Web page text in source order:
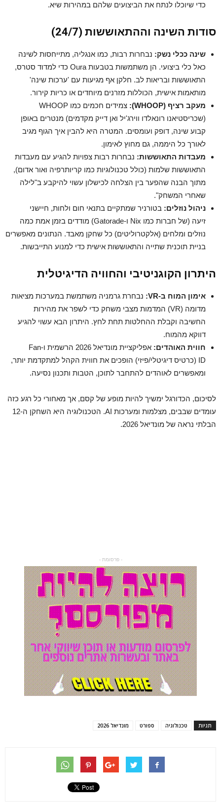
כדי שיוכלו לנתח את הביצועים שלהם במהירות שיא.
סודות השינה וההתאוששות (24/7)
שינה ככלי נשק: נבחרות רבות, כמו אנגליה, מתייחסות לשינה
כאל כלי ביצועי. הן משתמשות בטבעות Oura כדי למדוד סטרס,
התאוששות ובריאות לב. חלקן אף מגיעות עם 'ערכות שינה'
מותאמות אישית, הכוללות מזרנים מיוחדים או כריות קירור.
מעקב רציף (WHOOP):
צמידים חכמים כמו WHOOP
(שכריסטיאנו רונאלדו ווירג'יל ואן דייק מקדמים) מנטרים באופן
קבוע שינה, דופק ועומסים. המטרה היא להבין איך הגוף מגיב
לאורך כל היממה, גם מחוץ לאימון.
מעבדות התאוששות: נבחרות רבות צפויות להגיע עם מעבדות
התאוששות שלמות (כולל טכנולוגיות כמו קריותרפיה ואור אדום),
מתוך הבנה שהפער בין הצלחה לכישלון עשוי להיקבע ב"לילה
שאחרי המשחק".
ניהול נוזלים: בטורניר שמתקיים בתנאי חום ולחות, חיישני
זיעה (של חברות כמו Nix ו-Gatorade) מודדים בזמן אמת כמה
נוזלים ומלחים (אלקטרוליטים) כל שחקן מאבד. הנתונים מאפשרים
בניית תוכנית שתייה והתאוששות אישית כדי למנוע התייבשות.
היתרון הקוגניטיבי והחוויה הדיגיטלית
אימון המוח ב-VR:
נבחרת גרמניה משתמשת במערכות מציאות
מדומה (VR) המדמות מצבי משחק כדי לשפר את מהירות
החשיבה וקבלת ההחלטות תחת לחץ. היתרון הבא עשוי להגיע
דווקא מהמוח.
חווית האוהדים:
אפליקציית מונדיאל 2026 הרשמית ו-Fan
ID (כרטיס דיגיטלי/פיזי) הופכים את חווית הקהל למתקדמת יותר,
ומאפשרים לאוהדים להתחבר לתוכן, הטבות ותכנון נסיעה.
לסיכום, הכדורגל ימשיך להיות מופע של קסם, אך מאחורי כל רגע כזה
עומדים שבבים, מצלמות ומערכות AI. הטכנולוגיה היא השחקן ה-12
הבלתי נראה של מונדיאל 2026.
- פרסומת -
תגיות טכנולוגיה ספורט מונדיאל 2026